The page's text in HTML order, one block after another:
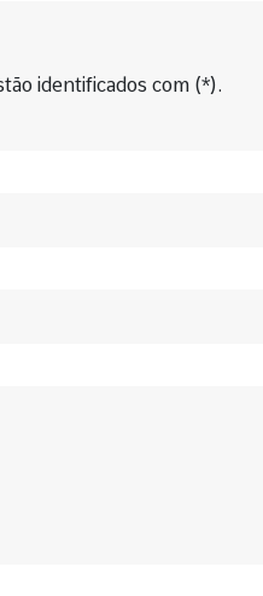
identificados com (*).